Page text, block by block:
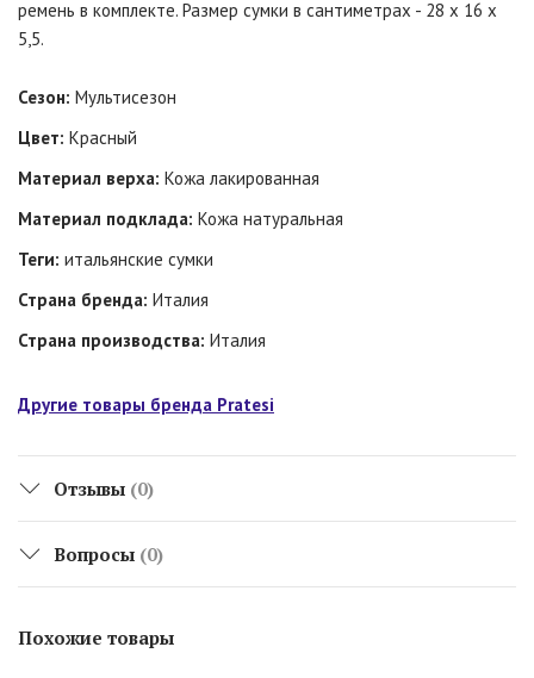
ремень в комплекте. Размер сумки в сантиметрах - 28 x 16 x
5,5.
Сезон: Мультисезон
Цвет: Красный
Материал верха: Кожа лакированная
Материал подклада: Кожа натуральная
Теги: итальянские сумки
Страна бренда: Италия
Страна производства: Италия
Другие товары бренда Pratesi
Отзывы (0)
Вопросы (0)
Похожие товары